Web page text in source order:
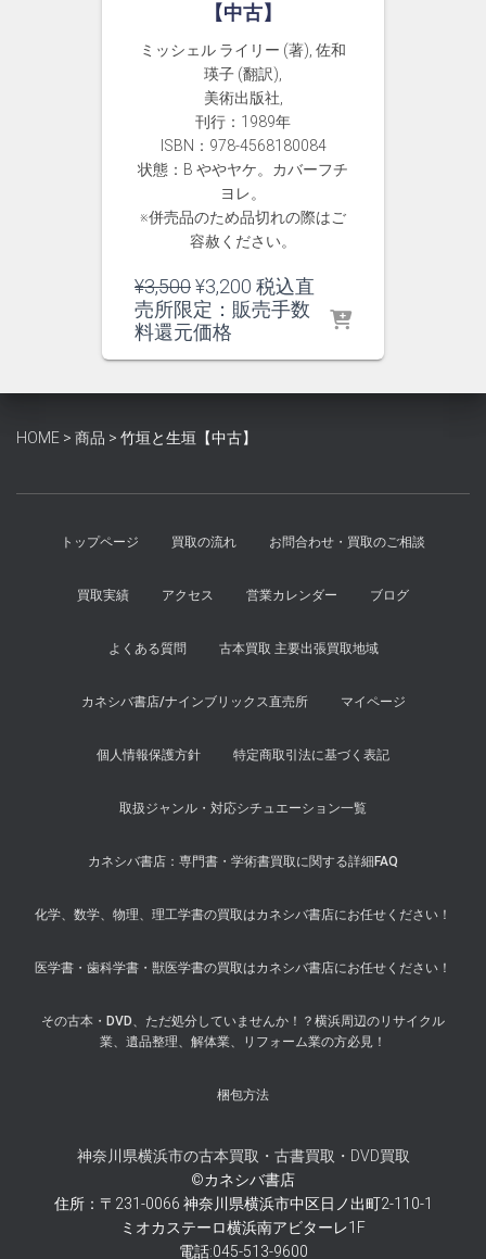
【中古】
ミッシェル ライリー (著), 佐和
瑛子 (翻訳),
美術出版社,
刊行：1989年
ISBN：978-4568180084
状態：B ややヤケ。カバーフチ
ヨレ。
※併売品のため品切れの際はご
容赦ください。
¥3,500元
の
価
¥3,500
し
¥3,200 現
在
は
税込直
売所限定：販売手数
料還元価格
HOME > 商品 > 竹垣と生垣【中古】
トップページ 買取の流れ お問合わせ・買取のご相談
買取実績 アクセス 営業カレンダー ブログ
よくある質問 古本買取 主要出張買取地域
カネシバ書店/ナインブリックス直売所 マイページ
個人情報保護方針 特定商取引法に基づく表記
取扱ジャンル・対応シチュエーション一覧
カネシバ書店：専門書・学術書買取に関する詳細FAQ
化学、数学、物理、理工学書の買取はカネシバ書店にお任せください！
医学書・歯科学書・獣医学書の買取はカネシバ書店にお任せください！
その古本・DVD、ただ処分していませんか！？横浜周辺のリサイクル
業、遺品整理、解体業、リフォーム業の方必見！
梱包方法
神奈川県横浜市の古本買取・古書買取・DVD買取
©カネシバ書店
住所：〒231-0066 神奈川県横浜市中区日ノ出町2-110-1
ミオカステーロ横浜南アビターレ1F
電話:045-513-9600